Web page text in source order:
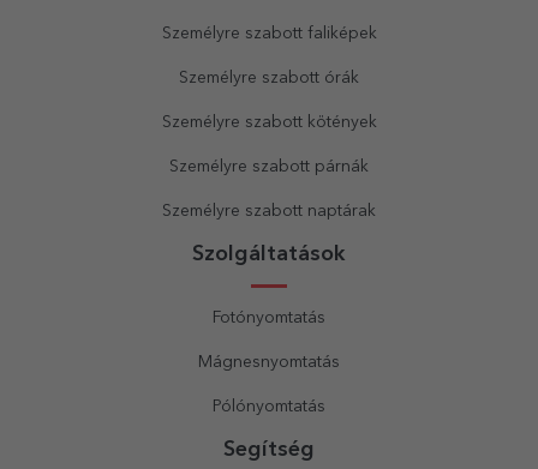
Személyre szabott faliképek
Személyre szabott órák
Személyre szabott kötények
Személyre szabott párnák
Személyre szabott naptárak
Szolgáltatások
Fotónyomtatás
Mágnesnyomtatás
Pólónyomtatás
Segítség